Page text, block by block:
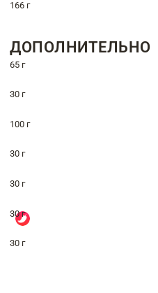
166 г
ДОПОЛНИТЕЛЬНО
65 г
30 г
100 г
30 г
30 г
30 г
30 г